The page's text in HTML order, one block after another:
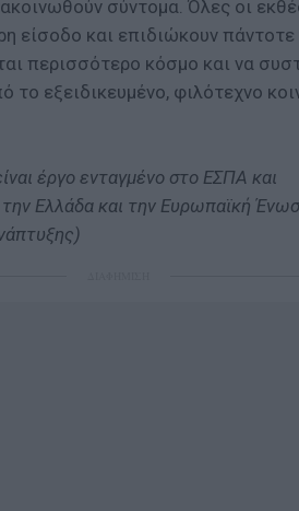
σύντομα. Όλες οι
είσοδο και επιδιώκουν πάντοτε
περισσότερο κόσμο και να
το εξειδικευμένο, φιλότεχνο
έργο ενταγμένο στο ΕΣΠΑ και
την Ελλάδα και την Ευρωπαϊκή